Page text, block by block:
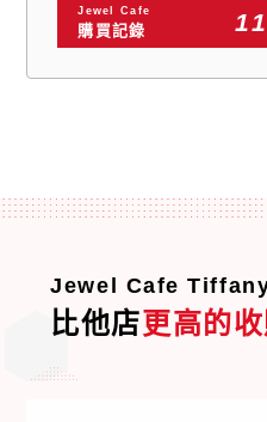
Jewel Cafe
購買記錄
Jewel Cafe Tiffany
比他店更高的